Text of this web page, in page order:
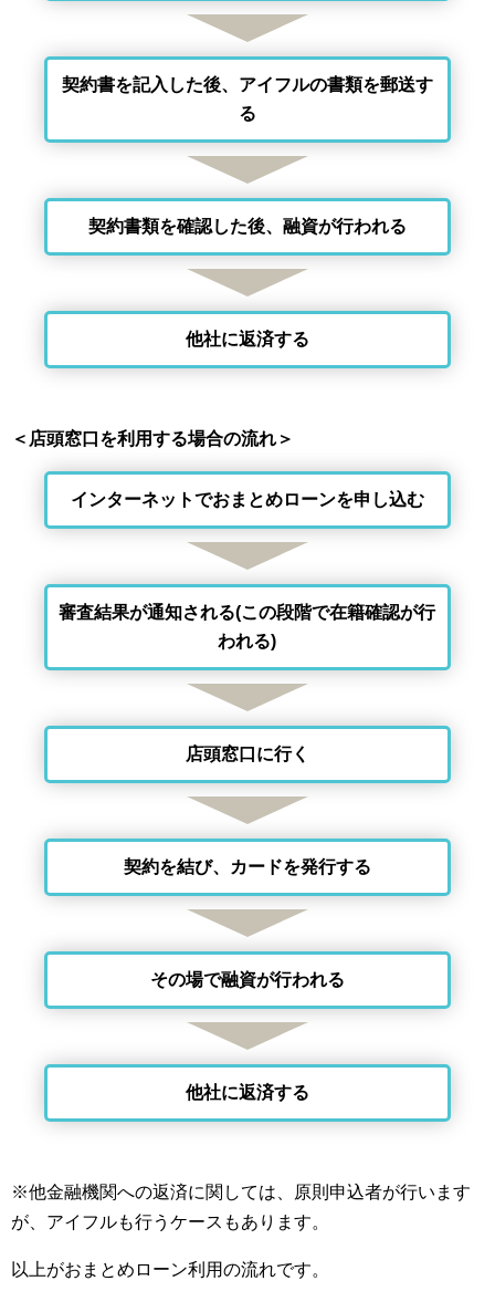
契約書を記入した後、アイフルの書類を郵送す
る
契約書類を確認した後、融資が行われる
他社に返済する
＜店頭窓口を利用する場合の流れ＞
インターネットでおまとめローンを申し込む
審査結果が通知される(この段階で在籍確認が行
われる)
店頭窓口に行く
契約を結び、カードを発行する
その場で融資が行われる
他社に返済する
※他金融機関への返済に関しては、原則申込者が行います
が、アイフルも行うケースもあります。
以上がおまとめローン利用の流れです。